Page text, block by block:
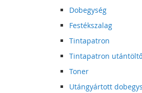
Dobegység
Festékszalag
Tintapatron
Tintapatron utántöltő
Toner
Utángyártott